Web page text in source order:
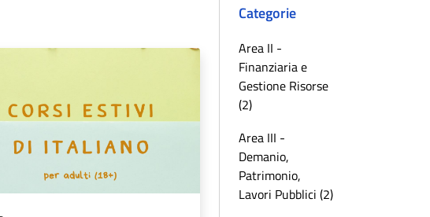
Categorie
Area II -
Finanziaria e
Gestione Risorse
(2)
Area III -
Demanio,
Patrimonio,
Lavori Pubblici (2)